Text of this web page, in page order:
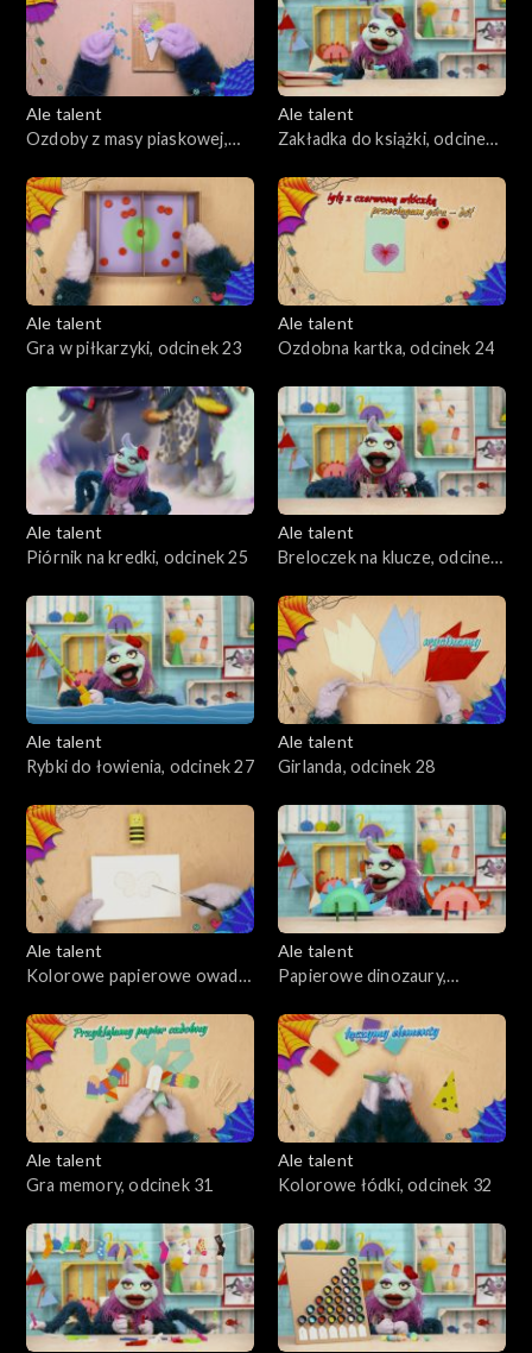
Ale talent
Ozdoby z masy piaskowej,
Ale talent
Zakładka do książki, odcinek
Ale talent
Gra w piłkarzyki, odcinek 23
Ale talent
Ozdobna kartka, odcinek 24
Ale talent
Piórnik na kredki, odcinek 25
Ale talent
Breloczek na klucze, odcinek
Ale talent
Rybki do łowienia, odcinek 27
Ale talent
Girlanda, odcinek 28
Ale talent
Kolorowe papierowe owady,
Ale talent
Papierowe dinozaury,
Ale talent
Gra memory, odcinek 31
Ale talent
Kolorowe łódki, odcinek 32